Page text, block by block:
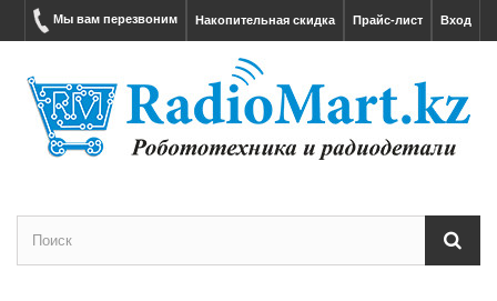
Вход
Прайс-лист
Накопительная скидка
Мы вам перезвоним